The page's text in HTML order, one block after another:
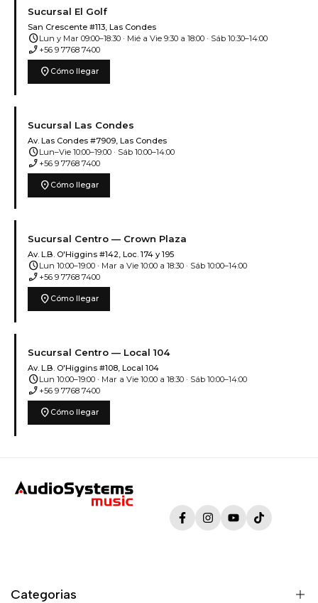
Sucursal El Golf
San Crescente #113, Las Condes
scheduleLun y Mar 09:00–18:30 · Mié a Vie 9:30 a 18:00 · Sáb 10:30–14:00
phone_enabled +56 9 7768 7400
location_on Cómo llegar
Sucursal Las Condes
Av. Las Condes #7909, Las Condes
scheduleLun–Vie 10:00–19:00 · Sáb 10:00–14:00
phone_enabled +56 9 7768 7400
location_on Cómo llegar
Sucursal Centro — Crown Plaza
Av. L.B. O'Higgins #142, Loc. 174 y 195
scheduleLun 10:00–19:00 · Mar a Vie 10:00 a 18:30 · Sáb 10:00–14:00
phone_enabled +56 9 7768 7400
location_on Cómo llegar
Sucursal Centro — Local 104
Av. L.B. O'Higgins #108, Local 104
scheduleLun 10:00–19:00 · Mar a Vie 10:00 a 18:30 · Sáb 10:00–14:00
phone_enabled +56 9 7768 7400
location_on Cómo llegar
FacebookInstagramYouTubeTikTok
Categorias